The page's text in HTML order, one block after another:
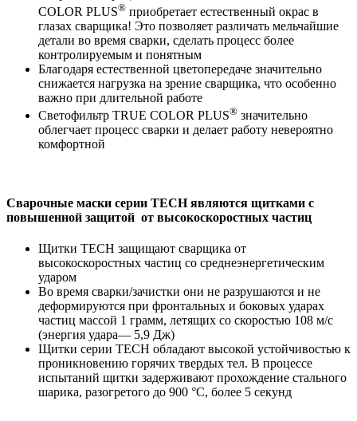
COLOR PLUS® приобретает естественный окрас в
глазах сварщика! Это позволяет различать мельчайшие
детали во время сварки, сделать процесс более
контролируемым и понятным
Благодаря естественной цветопередаче значительно
снижается нагрузка на зрение сварщика, что особенно
важно при длительной работе
Светофильтр TRUE COLOR PLUS® значительно
облегчает процесс сварки и делает работу невероятно
комфортной
Сварочные маски серии TECH являются щитками c
повышенной защитой от высокоскоростных частиц
Щитки TECH защищают сварщика от
высокоскоростных частиц со среднеэнергетическим
ударом
Во время сварки/зачистки они не разрушаются и не
деформируются при фронтальных и боковых ударах
частиц массой 1 грамм, летящих со скоростью 108 м/с
(энергия удара— 5,9 Дж)
Щитки серии TECH обладают высокой устойчивостью к
проникновению горячих твердых тел. В процессе
испытаний щитки задерживают прохождение стального
шарика, разогретого до 900 °С, более 5 секунд